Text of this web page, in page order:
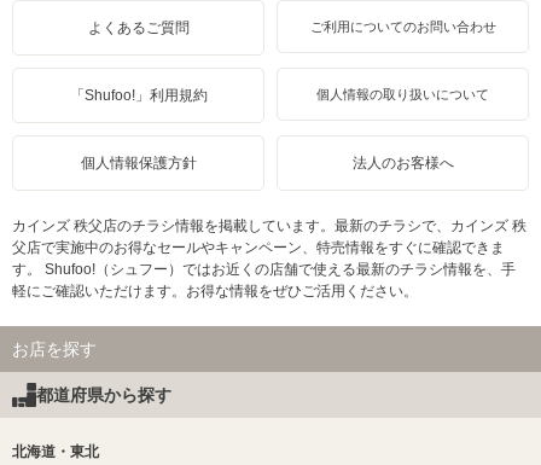
よくあるご質問 ご利用についてのお問い合わせ
「Shufoo!」利用規約 個人情報の取り扱いについて
個人情報保護方針 法人のお客様へ
カインズ 秩父店のチラシ情報を掲載しています。最新のチラシで、カインズ 秩
父店で実施中のお得なセールやキャンペーン、特売情報をすぐに確認できま
す。 Shufoo!（シュフー）ではお近くの店舗で使える最新のチラシ情報を、手
軽にご確認いただけます。お得な情報をぜひご活用ください。
お店を探す
都道府県から探す
北海道・東北